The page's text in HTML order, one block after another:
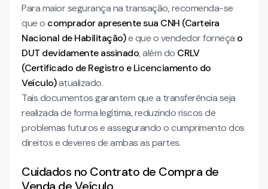
Para maior segurança na transação, recomenda-se
que o comprador apresente sua CNH (Carteira
Nacional de Habilitação)e que o vendedor forneça o
DUT devidamente assinado, além do CRLV
(Certificado de Registro e Licenciamento do
Veículo)atualizado.
Tais documentos garantem que a transferência seja
realizada de forma legítima, reduzindo riscos de
problemas futuros e assegurando o cumprimento dos
direitos e deveres de ambas as partes.
Cuidados no Contrato de Compra de